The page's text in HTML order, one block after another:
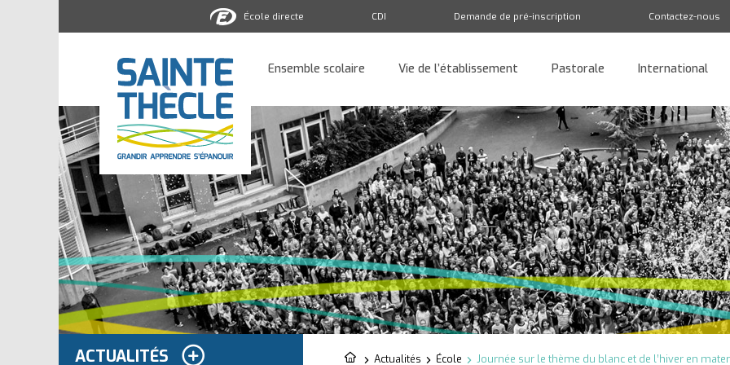
scolaire
Sainte-
Thècle
Ensemble scolaire Vie de l’établissement Pastorale International
École directe CDI Demande de pré-inscription Contactez-nous
Retour
Actualités École Journée sur le thème du blanc et de l’hiver en
ACTUALITÉS